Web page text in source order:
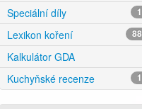
Speciální díly 1
Lexikon koření 88
Kalkulátor GDA
Kuchyňské recenze
1